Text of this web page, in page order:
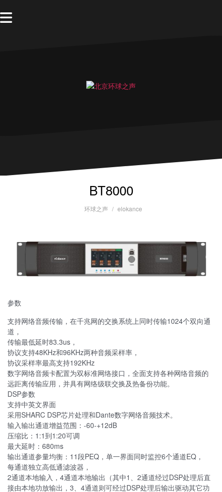
BT8000
环球之声 elokance
参数
支持网络音频传输，在千兆网的交换系统上同时传输1024个双向通
道，
传输最低延时83.3us，
协议支持48KHz和96KHz两种音频采样率，
协议采样率最高支持192KHz
数字网络音频卡配置为双标准网络接口，全面支持各种网络音频的
远距离传输应用，并具有网络级联交换及热备份功能。
DSP参数
支持中英文界面
采用SHARC DSP芯片处理和Dante数字网络音频技术。
输入输出通道增益范围：-60-+12dB
压缩比：1:1到1:20可调
最大延时：680ms
输出通道参量均衡：11段PEQ，单一界面同时监控6个通道EQ，
每通道独立高低通滤波器，
2通道本地输入，4通道本地输出（其中1、2通道经过DSP处理后直
接由本地功放输出，3、4通道则可经过DSP处理后输出驱动其它功